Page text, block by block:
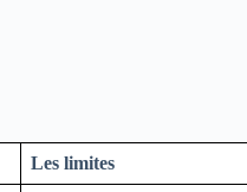
Les limites